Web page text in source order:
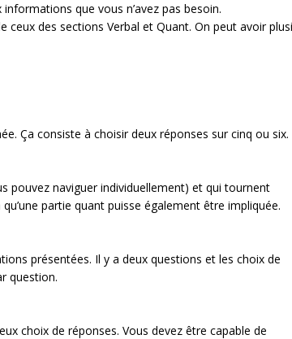
que vous n’avez pas besoin.
des sections Verbal et Quant. On peut avoir
Ça consiste à choisir deux réponses sur cinq ou six.
pouvez naviguer individuellement) et qui tournent
partie quant puisse également être impliquée.
présentées. Il y a deux questions et les choix de
question.
choix de réponses. Vous devez être capable de